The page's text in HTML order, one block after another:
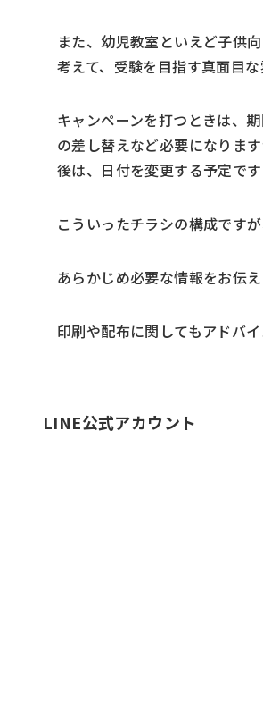
また、幼児教室といえど子供
考えて、受験を目指す真面目な
キャンペーンを打つときは、
の差し替えなど必要になりま
後は、日付を変更する予定です
こういったチラシの構成です
あらかじめ必要な情報をお伝
印刷や配布に関してもアドバ
LINE公式アカウント